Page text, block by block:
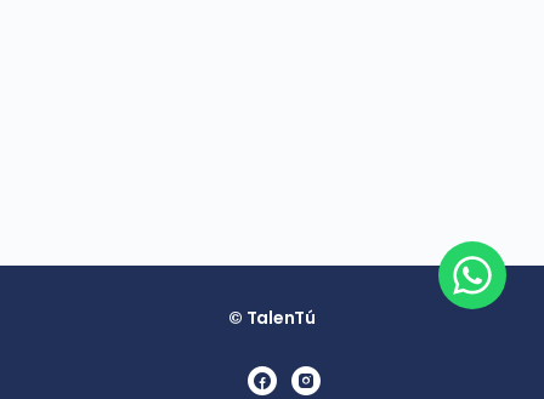
© TalenTú